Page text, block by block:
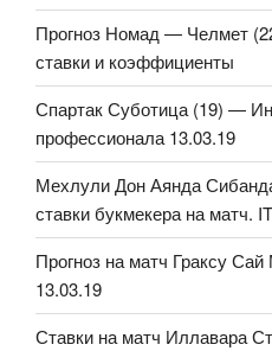
Прогноз Номад — Челмет
ставки и коэффициенты
Спартак Суботица (19) —
профессионала 13.03.19
Мехлули Дон Аянда
ставки букмекера на матч.
Прогноз на матч Граксу
13.03.19
Ставки на матч Иллавара